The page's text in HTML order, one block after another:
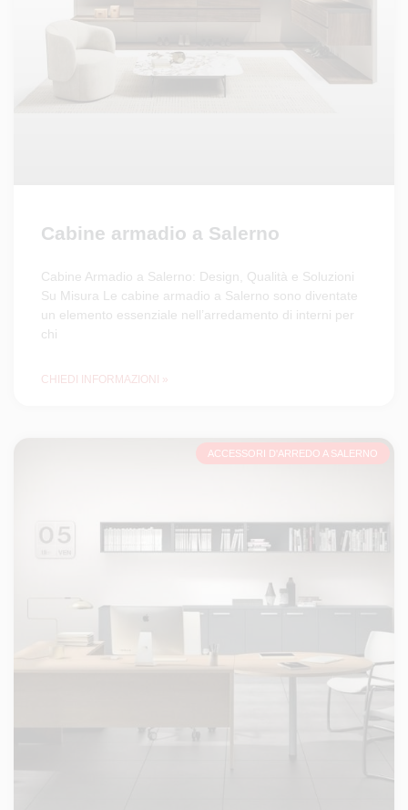
Cabine armadio a Salerno
Cabine Armadio a Salerno: Design, Qualità e Soluzioni
Su Misura Le cabine armadio a Salerno sono diventate
un elemento essenziale nell’arredamento di interni per
chi
CHIEDI INFORMAZIONI »
ACCESSORI D'ARREDO A SALERNO